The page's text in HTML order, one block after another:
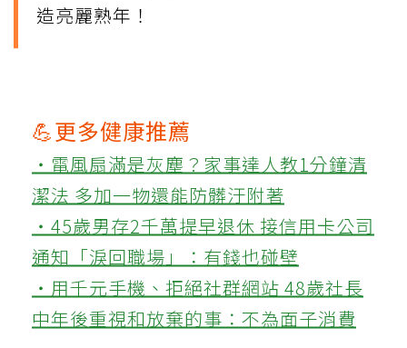
造亮麗熟年！
💪更多健康推薦
‧電風扇滿是灰塵？家事達人教1分鐘清
潔法 多加一物還能防髒汙附著
‧45歲男存2千萬提早退休 接信用卡公司
通知「淚回職場」：有錢也碰壁
‧用千元手機、拒絕社群網站 48歲社長
中年後重視和放棄的事：不為面子消費